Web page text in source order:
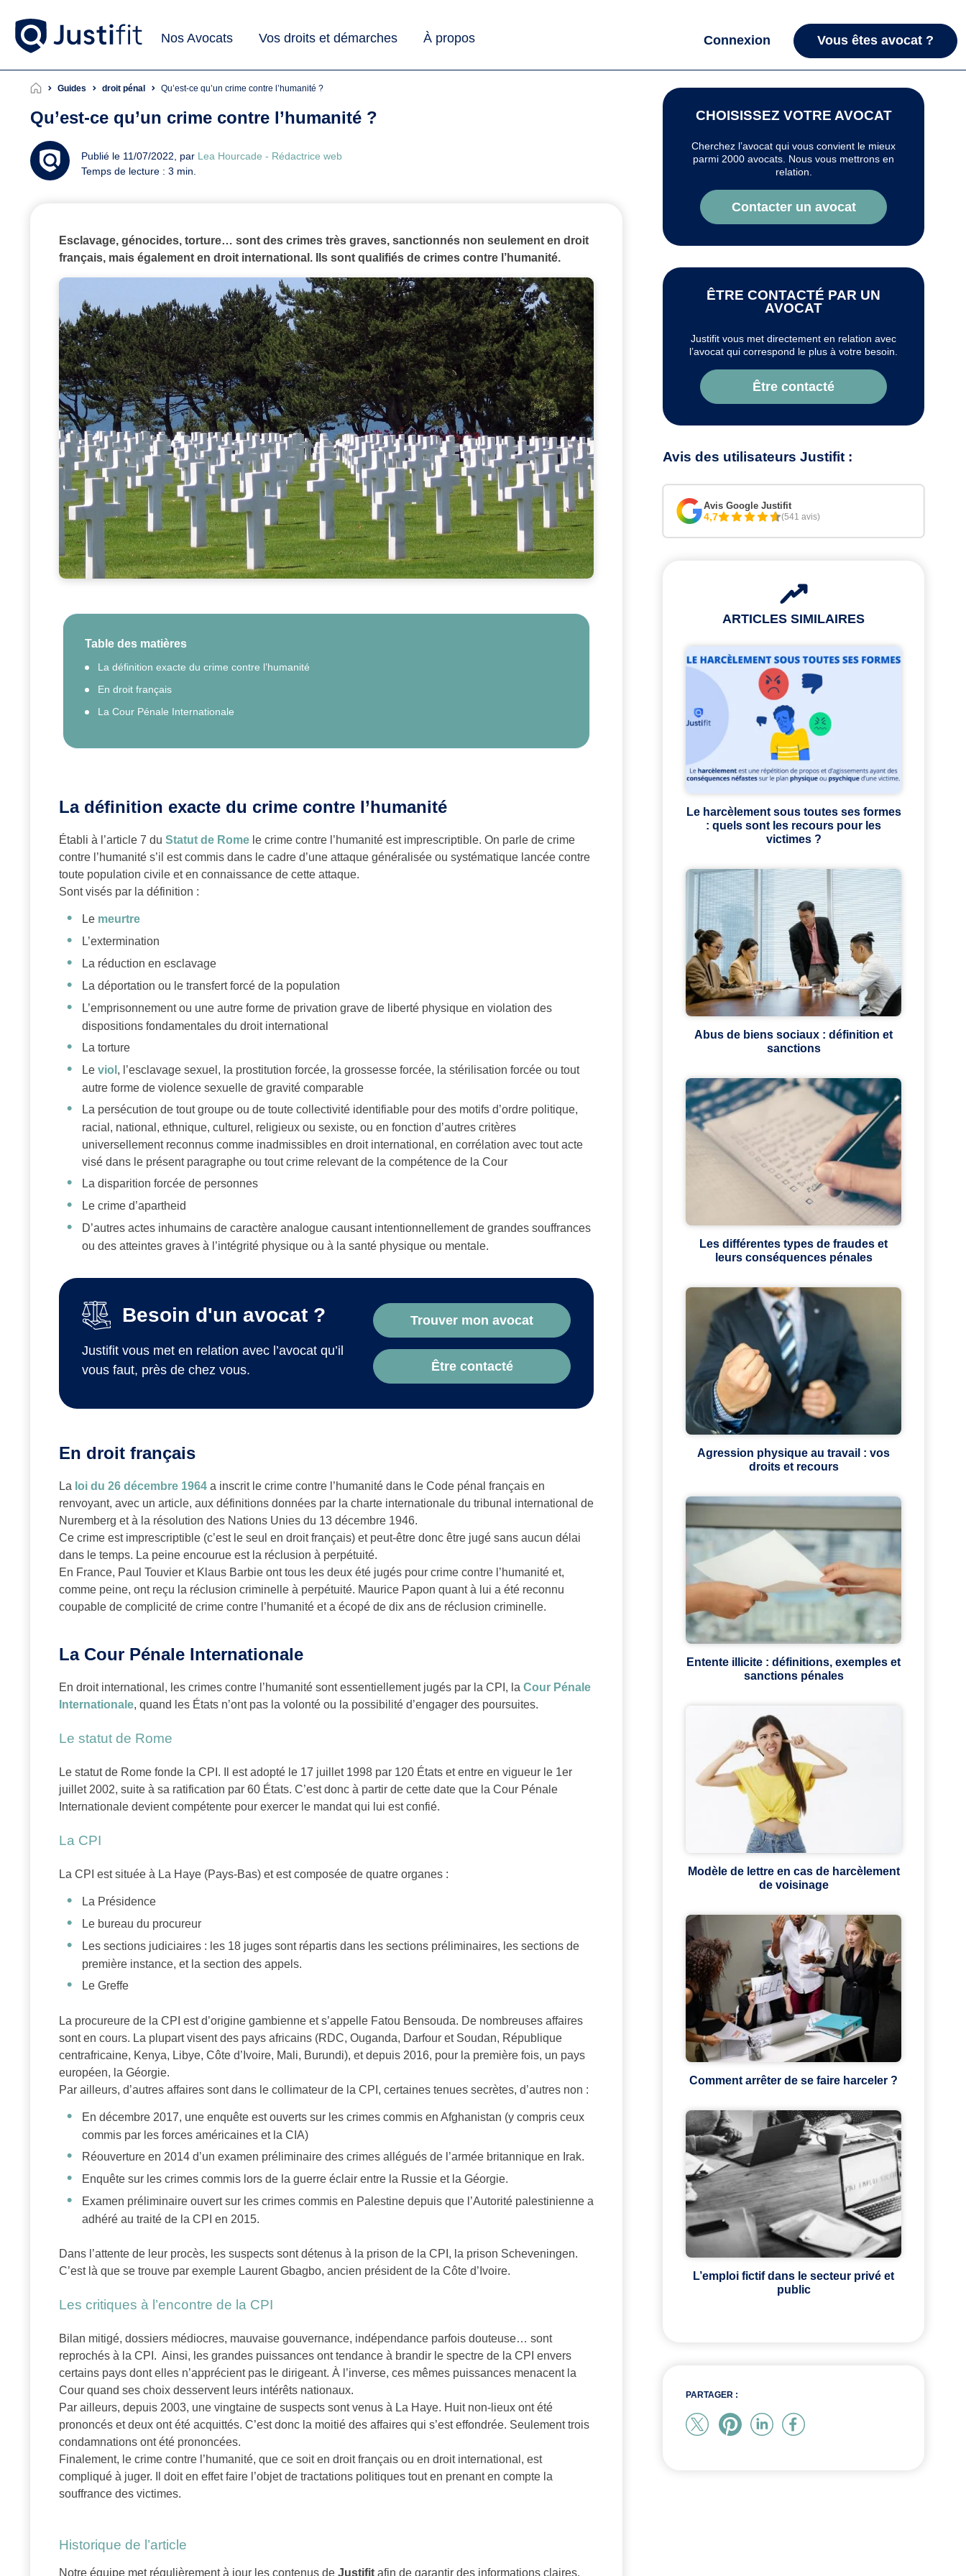
Nos Avocats Vos droits et démarches À propos Connexion Vous êtes avocat ?
Guides droit pénal Qu’est-ce qu’un crime contre l’humanité ?
Qu’est-ce qu’un crime contre l’humanité ?
Publié le 11/07/2022, par Lea Hourcade - Rédactrice web
Temps de lecture : 3 min.
Esclavage, génocides, torture… sont des crimes très graves, sanctionnés non seulement en droit
français, mais également en droit international. Ils sont qualifiés de crimes contre l’humanité.
Table des matières
La définition exacte du crime contre l’humanité
En droit français
La Cour Pénale Internationale
La définition exacte du crime contre l’humanité
Établi à l’article 7 du Statut de Rome le crime contre l’humanité est imprescriptible. On parle de crime
contre l’humanité s’il est commis dans le cadre d’une attaque généralisée ou systématique lancée contre
toute population civile et en connaissance de cette attaque.
Sont visés par la définition :
Le meurtre
L’extermination
La réduction en esclavage
La déportation ou le transfert forcé de la population
L’emprisonnement ou une autre forme de privation grave de liberté physique en violation des
dispositions fondamentales du droit international
La torture
Le viol , l’esclavage sexuel, la prostitution forcée, la grossesse forcée, la stérilisation forcée ou tout
autre forme de violence sexuelle de gravité comparable
La persécution de tout groupe ou de toute collectivité identifiable pour des motifs d’ordre politique,
racial, national, ethnique, culturel, religieux ou sexiste, ou en fonction d’autres critères
universellement reconnus comme inadmissibles en droit international, en corrélation avec tout acte
visé dans le présent paragraphe ou tout crime relevant de la compétence de la Cour
La disparition forcée de personnes
Le crime d’apartheid
D’autres actes inhumains de caractère analogue causant intentionnellement de grandes souffrances
ou des atteintes graves à l’intégrité physique ou à la santé physique ou mentale.
Besoin d'un avocat ?
Justifit vous met en relation avec l’avocat qu’il
vous faut, près de chez vous.
Trouver mon avocat
Être contacté
En droit français
La loi du 26 décembre 1964 a inscrit le crime contre l’humanité dans le Code pénal français en
renvoyant, avec un article, aux définitions données par la charte internationale du tribunal international de
Nuremberg et à la résolution des Nations Unies du 13 décembre 1946.
Ce crime est imprescriptible (c’est le seul en droit français) et peut-être donc être jugé sans aucun délai
dans le temps. La peine encourue est la réclusion à perpétuité.
En France, Paul Touvier et Klaus Barbie ont tous les deux été jugés pour crime contre l’humanité et,
comme peine, ont reçu la réclusion criminelle à perpétuité. Maurice Papon quant à lui a été reconnu
coupable de complicité de crime contre l’humanité et a écopé de dix ans de réclusion criminelle.
La Cour Pénale Internationale
En droit international, les crimes contre l’humanité sont essentiellement jugés par la CPI, la Cour Pénale
Internationale, quand les États n’ont pas la volonté ou la possibilité d’engager des poursuites.
Le statut de Rome
Le statut de Rome fonde la CPI. Il est adopté le 17 juillet 1998 par 120 États et entre en vigueur le 1er
juillet 2002, suite à sa ratification par 60 États. C’est donc à partir de cette date que la Cour Pénale
Internationale devient compétente pour exercer le mandat qui lui est confié.
La CPI
La CPI est située à La Haye (Pays-Bas) et est composée de quatre organes :
La Présidence
Le bureau du procureur
Les sections judiciaires : les 18 juges sont répartis dans les sections préliminaires, les sections de
première instance, et la section des appels.
Le Greffe
La procureure de la CPI est d’origine gambienne et s’appelle Fatou Bensouda. De nombreuses affaires
sont en cours. La plupart visent des pays africains (RDC, Ouganda, Darfour et Soudan, République
centrafricaine, Kenya, Libye, Côte d’Ivoire, Mali, Burundi), et depuis 2016, pour la première fois, un pays
européen, la Géorgie.
Par ailleurs, d’autres affaires sont dans le collimateur de la CPI, certaines tenues secrètes, d’autres non :
En décembre 2017, une enquête est ouverts sur les crimes commis en Afghanistan (y compris ceux
commis par les forces américaines et la CIA)
Réouverture en 2014 d’un examen préliminaire des crimes allégués de l’armée britannique en Irak.
Enquête sur les crimes commis lors de la guerre éclair entre la Russie et la Géorgie.
Examen préliminaire ouvert sur les crimes commis en Palestine depuis que l’Autorité palestinienne a
adhéré au traité de la CPI en 2015.
Dans l’attente de leur procès, les suspects sont détenus à la prison de la CPI, la prison Scheveningen.
C’est là que se trouve par exemple Laurent Gbagbo, ancien président de la Côte d’Ivoire.
Les critiques à l’encontre de la CPI
Bilan mitigé, dossiers médiocres, mauvaise gouvernance, indépendance parfois douteuse… sont
reprochés à la CPI. Ainsi, les grandes puissances ont tendance à brandir le spectre de la CPI envers
certains pays dont elles n’apprécient pas le dirigeant. À l’inverse, ces mêmes puissances menacent la
Cour quand ses choix desservent leurs intérêts nationaux.
Par ailleurs, depuis 2003, une vingtaine de suspects sont venus à La Haye. Huit non-lieux ont été
prononcés et deux ont été acquittés. C’est donc la moitié des affaires qui s’est effondrée. Seulement trois
condamnations ont été prononcées.
Finalement, le crime contre l’humanité, que ce soit en droit français ou en droit international, est
compliqué à juger. Il doit en effet faire l’objet de tractations politiques tout en prenant en compte la
souffrance des victimes.
Historique de l’article
Notre équipe met régulièrement à jour les contenus de Justifit afin de garantir des informations claires,
CHOISISSEZ VOTRE AVOCAT
Cherchez l’avocat qui vous convient le mieux
parmi 2000 avocats. Nous vous mettrons en
relation.
Contacter un avocat
ÊTRE CONTACTÉ PAR UN
AVOCAT
Justifit vous met directement en relation avec
l’avocat qui correspond le plus à votre besoin.
Être contacté
Avis des utilisateurs Justifit :
Avis Google Justifit
4,7 (541 avis)
ARTICLES SIMILAIRES
Le harcèlement sous toutes ses formes
: quels sont les recours pour les
victimes ?
Abus de biens sociaux : définition et
sanctions
Les différentes types de fraudes et
leurs conséquences pénales
Agression physique au travail : vos
droits et recours
Entente illicite : définitions, exemples et
sanctions pénales
Modèle de lettre en cas de harcèlement
de voisinage
Comment arrêter de se faire harceler ?
L’emploi fictif dans le secteur privé et
public
PARTAGER :